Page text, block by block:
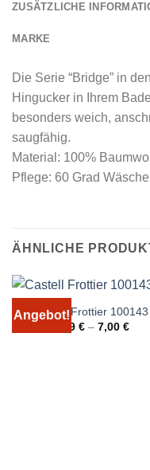
ZUSÄTZLICHE
MARKE
Die Serie “Bridge” in
Hingucker in Ihrem
besonders weich,
saugfähig.
Material: 100%
Pflege: 60 Grad
ÄHNLICHE
Angebot!
Castell Frottier 100143
0,79 €– 7,00 €